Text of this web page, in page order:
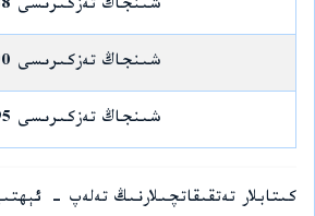
شىنجاڭ تەزكىرىسى 1988
شىنجاڭ تەزكىرىسى 1990
شىنجاڭ تەزكىرىسى 1995
كىتابلار تەتقىقاتچىلارنىڭ تەلەپ -